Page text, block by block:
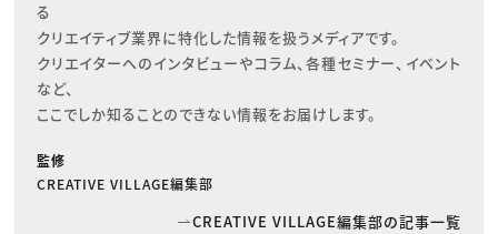
る
クリエイティブ業界に特化した情報を扱うメディアです。
クリエイターへのインタビューやコラム、各種セミナー、イベント
など、
ここでしか知ることのできない情報をお届けします。
監修
CREATIVE VILLAGE編集部
CREATIVE VILLAGE編集部の記事一覧